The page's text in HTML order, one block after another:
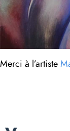
Merci à l’artiste